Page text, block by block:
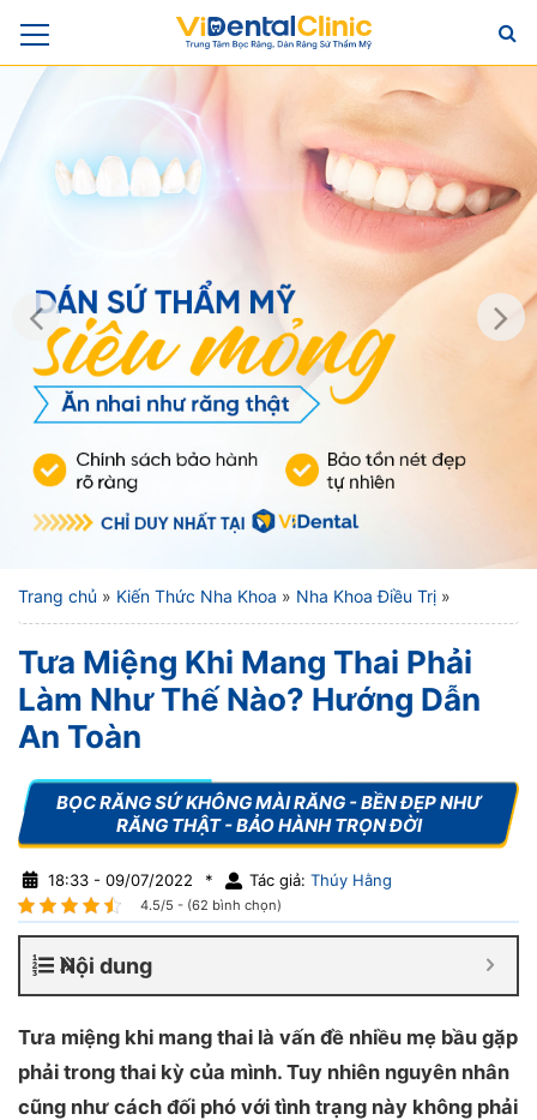
Trang chủ » Kiến Thức Nha Khoa » Nha Khoa Điều Trị »
Tưa Miệng Khi Mang Thai Phải
Làm Như Thế Nào? Hướng Dẫn
An Toàn
18:33 - 09/07/2022 * Tác giả: Thúy Hằng
4.5/5 - (62 bình chọn)
Nội dung
Tưa miệng khi mang thai là vấn đề nhiều mẹ bầu gặp
phải trong thai kỳ của mình. Tuy nhiên nguyên nhân
cũng như cách đối phó với tình trạng này không phải